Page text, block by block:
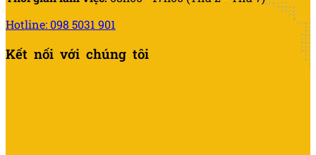
Hotline: 098 5031 901
Kết nối với chúng tôi